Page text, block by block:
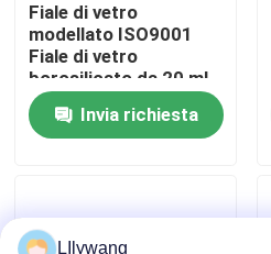
Notizie
blog
fiale di vetro tubolari
Fiale di vetro
modellato ISO9001
Fiale di vetro
borosilicato da 20 ml
30 ml 50 ml 100 ml
Invia richiesta
LIlywang